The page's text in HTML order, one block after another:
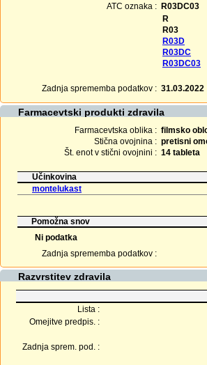
ATC oznaka : R03DC03
R
R03
R03D
R03DC
R03DC03
Zadnja sprememba podatkov : 31.03.2022
Farmacevtski produkti zdravila
Farmacevtska oblika : filmsko
Stična ovojnina : pretisni
Št. enot v stični ovojnini : 14 tableta
Učinkovina
montelukast
Pomožna snov
Ni podatka
Zadnja sprememba podatkov :
Razvrstitev zdravila
Lista :
Omejitve predpis. :
Zadnja sprem. pod. :